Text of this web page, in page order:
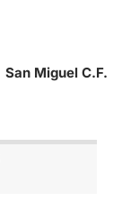
San Miguel C.F.